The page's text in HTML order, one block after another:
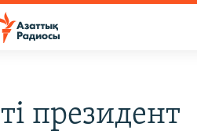
президент